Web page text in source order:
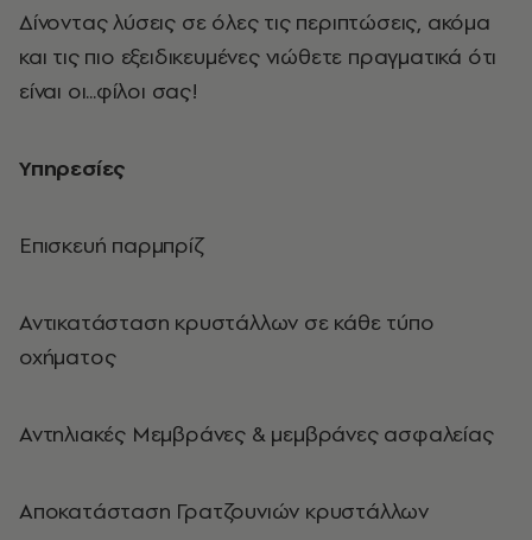
Δίνοντας λύσεις σε όλες τις περιπτώσεις, ακόμα
και τις πιο εξειδικευμένες νιώθετε πραγματικά ότι
είναι οι...φίλοι σας!
Υπηρεσίες
Επισκευή παρμπρίζ
Αντικατάσταση κρυστάλλων σε κάθε τύπο
οχήματος
Αντηλιακές Μεμβράνες & μεμβράνες ασφαλείας
Αποκατάσταση Γρατζουνιών κρυστάλλων